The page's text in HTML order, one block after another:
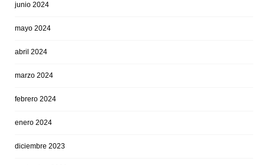
junio 2024
mayo 2024
abril 2024
marzo 2024
febrero 2024
enero 2024
diciembre 2023